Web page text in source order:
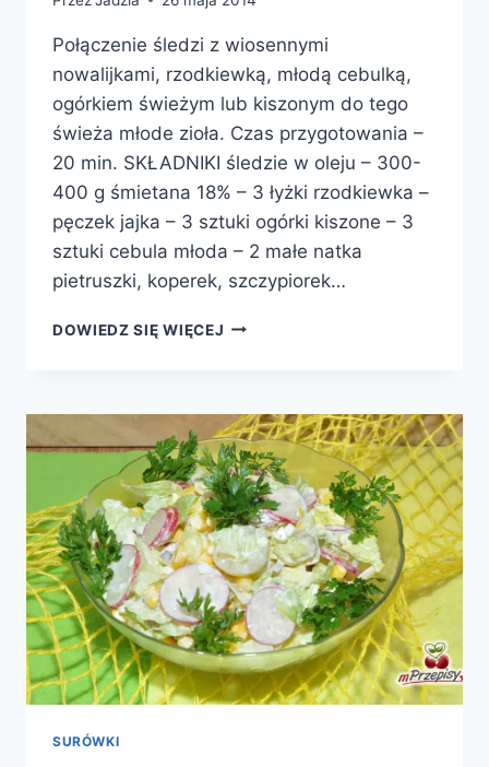
Połączenie śledzi z wiosennymi
nowalijkami, rzodkiewką, młodą cebulką,
ogórkiem świeżym lub kiszonym do tego
świeża młode zioła. Czas przygotowania –
20 min. SKŁADNIKI śledzie w oleju – 300-
400 g śmietana 18% – 3 łyżki rzodkiewka –
pęczek jajka – 3 sztuki ogórki kiszone – 3
sztuki cebula młoda – 2 małe natka
pietruszki, koperek, szczypiorek…
DOWIEDZ SIĘ WIĘCEJ WIOSENNE
SURÓWKI